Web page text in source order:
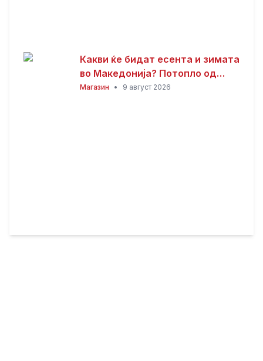
Какви ќе бидат есента и зимата
во Македонија? Потопло од
просекот, но со можни
Магазин • 9 август 2026